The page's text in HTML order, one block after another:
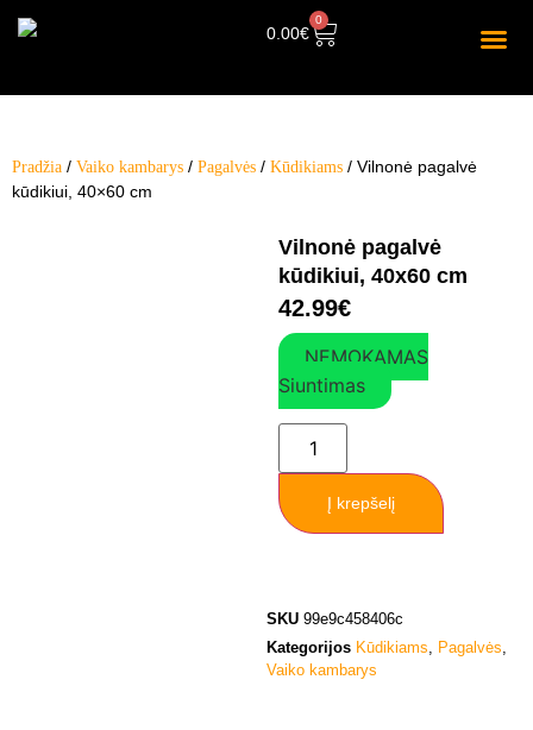
0.00€
0
Pradžia / Vaiko kambarys / Pagalvės / Kūdikiams / Vilnonė pagalvė
kūdikiui, 40×60 cm
Vilnonė pagalvė
kūdikiui, 40x60 cm
42.99€
NEMOKAMAS
Siuntimas
Į krepšelį
SKU 99e9c458406c
Kategorijos Kūdikiams, Pagalvės,
Vaiko kambarys